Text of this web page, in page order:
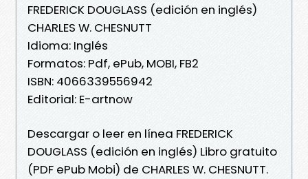
FREDERICK DOUGLASS (edición en inglés)
CHARLES W. CHESNUTT
Idioma: Inglés
Formatos: Pdf, ePub, MOBI, FB2
ISBN: 4066339556942
Editorial: E-artnow
Descargar o leer en línea FREDERICK
DOUGLASS (edición en inglés) Libro gratuito
(PDF ePub Mobi) de CHARLES W. CHESNUTT.